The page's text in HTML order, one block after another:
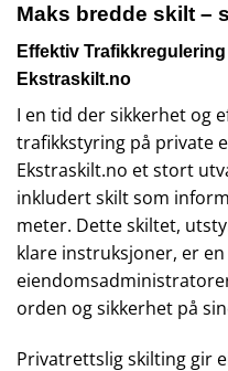
Maks bredde skilt –
Effektiv
Ekstraskilt.no
I en tid der sikkerhet og
trafikkstyring på private
Ekstraskilt.no et stort
inkludert skilt som
meter. Dette skiltet,
klare instruksjoner, er
orden og sikkerhet på
Privatrettslig skilting gir